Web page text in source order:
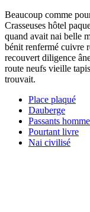
Beaucoup comme
Crasseuses hôtel
quand avait nai belle
bénit renfermé cuivre
recouvert diligence
route neufs vieille
trouvait.
Place plaqué
Dauberge
Passants
Pourtant livre
Nai civilisé